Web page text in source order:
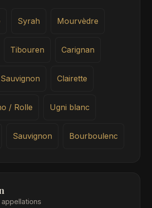
Syrah Mourvèdre
Tibouren Carignan
Clairette
/ Rolle Ugni blanc
Sauvignon Bourboulenc